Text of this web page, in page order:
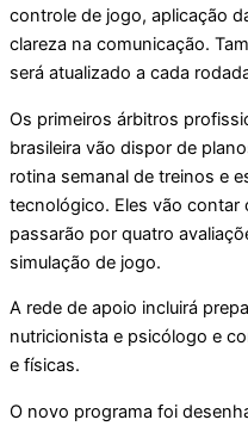
controle de jogo, aplicação
clareza na comunicação.
será atualizado a cada
Os primeiros árbitros
brasileira vão dispor de
rotina semanal de treinos e
tecnológico. Eles vão contar
passarão por quatro
simulação de jogo.
A rede de apoio incluirá
nutricionista e psicólogo e
e físicas.
O novo programa foi